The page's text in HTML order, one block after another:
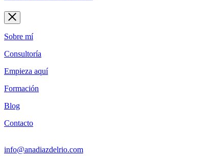
Sobre mí
Consultoría
Empieza aquí
Formación
Blog
Contacto
info@anadiazdelrio.com